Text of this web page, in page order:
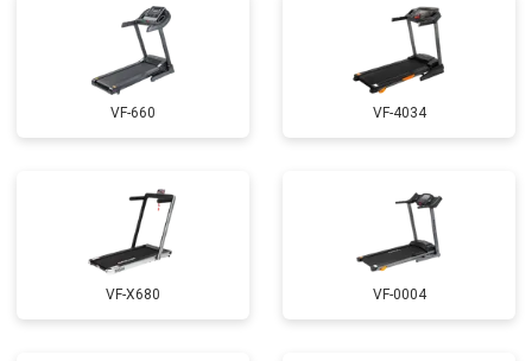
VF-660 VF-4034
VF-X680 VF-0004